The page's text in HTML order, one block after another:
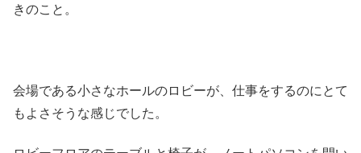
きのこと。
会場である小さなホールのロビーが、仕事をするのにとて
もよさそうな感じでした。